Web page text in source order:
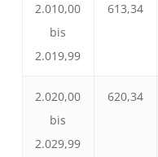
2.010,00
bis
2.019,99
613,34
2.020,00
bis
2.029,99
620,34